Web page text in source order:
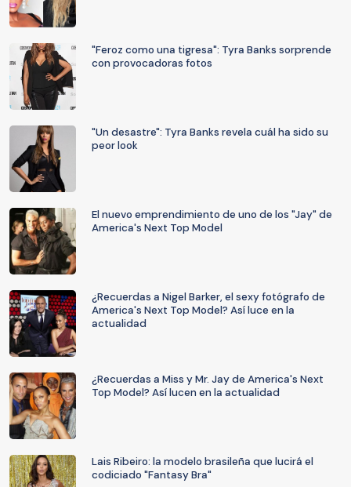
"Feroz como una tigresa": Tyra Banks sorprende
con provocadoras fotos
"Un desastre": Tyra Banks revela cuál ha sido su
peor look
El nuevo emprendimiento de uno de los "Jay" de
America's Next Top Model
¿Recuerdas a Nigel Barker, el sexy fotógrafo de
America's Next Top Model? Así luce en la
actualidad
¿Recuerdas a Miss y Mr. Jay de America's Next
Top Model? Así lucen en la actualidad
Lais Ribeiro: la modelo brasileña que lucirá el
codiciado "Fantasy Bra"